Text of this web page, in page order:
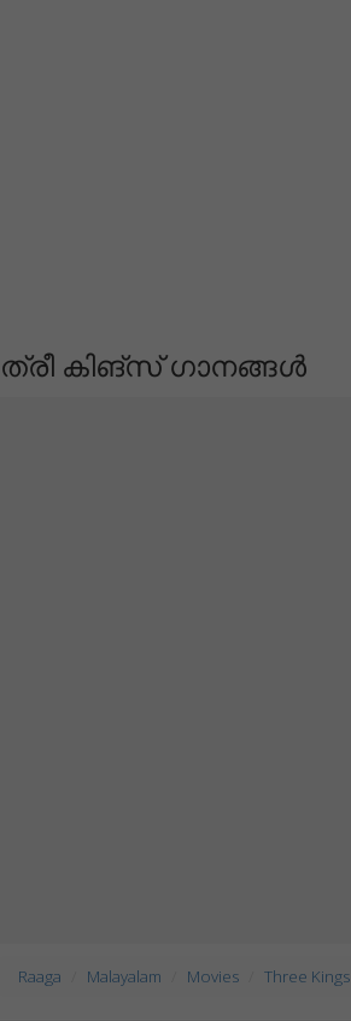
ത്രീ കിങ്‌സ് ഗാനങ്ങൾ
Raaga Malayalam Movies Three Kings